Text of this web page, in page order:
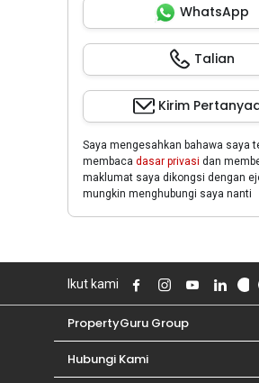
WhatsApp
Talian
Kirim
Saya mengesahkan bahawa saya
membaca dasar privasi dan
maklumat saya dikongsi dengan
mungkin menghubungi saya nanti
Ikut kami
PropertyGuru Group
Hubungi Kami